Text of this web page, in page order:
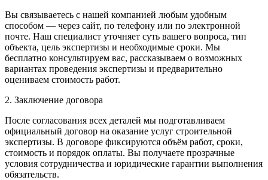
Вы связываетесь с нашей компанией любым удобным
способом — через сайт, по телефону или по электронной
почте. Наш специалист уточняет суть вашего вопроса, тип
объекта, цель экспертизы и необходимые сроки. Мы
бесплатно консультируем вас, рассказываем о возможных
вариантах проведения экспертизы и предварительно
оцениваем стоимость работ.
2. Заключение договора
После согласования всех деталей мы подготавливаем
официальный договор на оказание услуг строительной
экспертизы. В договоре фиксируются объём работ, сроки,
стоимость и порядок оплаты. Вы получаете прозрачные
условия сотрудничества и юридические гарантии выполнения
обязательств.